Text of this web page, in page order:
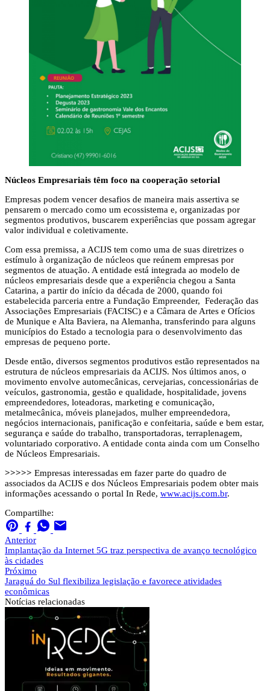
Núcleos Empresariais têm foco na cooperação setorial
Empresas podem vencer desafios de maneira mais assertiva se
pensarem o mercado como um ecossistema e, organizadas por
segmentos produtivos, buscarem experiências que possam agregar
valor individual e coletivamente.
Com essa premissa, a ACIJS tem como uma de suas diretrizes o
estímulo à organização de núcleos que reúnem empresas por
segmentos de atuação. A entidade está integrada ao modelo de
núcleos empresariais desde que a experiência chegou a Santa
Catarina, a partir do início da década de 2000, quando foi
estabelecida parceria entre a Fundação Empreender, Federação das
Associações Empresariais (FACISC) e a Câmara de Artes e Ofícios
de Munique e Alta Baviera, na Alemanha, transferindo para alguns
municípios do Estado a tecnologia para o desenvolvimento das
empresas de pequeno porte.
Desde então, diversos segmentos produtivos estão representados na
estrutura de núcleos empresariais da ACIJS. Nos últimos anos, o
movimento envolve automecânicas, cervejarias, concessionárias de
veículos, gastronomia, gestão e qualidade, hospitalidade, jovens
empreendedores, loteadoras, marketing e comunicação,
metalmecânica, móveis planejados, mulher empreendedora,
negócios internacionais, panificação e confeitaria, saúde e bem estar,
segurança e saúde do trabalho, transportadoras, terraplenagem,
voluntariado corporativo. A entidade conta ainda com um Conselho
de Núcleos Empresariais.
>>>>> Empresas interessadas em fazer parte do quadro de
associados da ACIJS e dos Núcleos Empresariais podem obter mais
informações acessando o portal In Rede, www.acijs.com.br.
Compartilhe:
Anterior
Implantação da Internet 5G traz perspectiva de avanço tecnológico
às cidades
Próximo
Jaraguá do Sul flexibiliza legislação e favorece atividades
econômicas
Notícias relacionadas